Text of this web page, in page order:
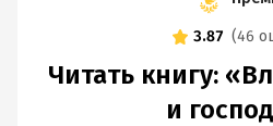
3.87 (46
Читать книгу:
и